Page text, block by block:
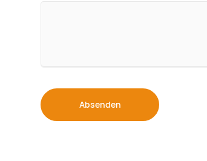
Absenden